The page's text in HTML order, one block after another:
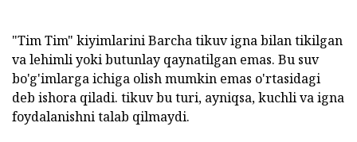
"Tim Tim" kiyimlarini Barcha tikuv igna bilan tikilgan
va lehimli yoki butunlay qaynatilgan emas. Bu suv
bo'g'imlarga ichiga olish mumkin emas o'rtasidagi
deb ishora qiladi. tikuv bu turi, ayniqsa, kuchli va igna
foydalanishni talab qilmaydi.